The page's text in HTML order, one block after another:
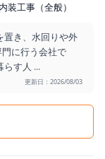
内装工事（全般）
置き、水回りや外
に行う会社で
らす人 ...
更新日：2026/08/03